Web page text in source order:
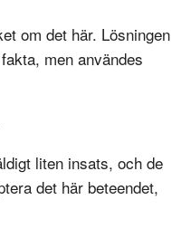
om det här. Lösningen
men användes
liten insats, och de
det här beteendet,